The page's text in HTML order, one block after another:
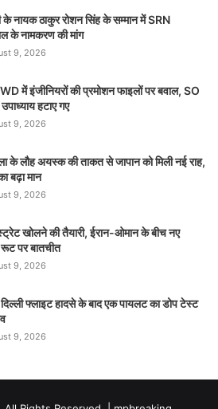
के नायक ठाकुर रोशन सिंह के सम्मान में SRN
के नामकरण की मांग
9, 2026
में इंजीनियरों की प्रमोशन फाइलों पर बवाल, SO
हटाए गए
9, 2026
के लौह अयस्क की ताकत से जापान को मिली नई राह,
बढ़ा मान
9, 2026
खोलने की तैयारी, ईरान-ओमान के बीच नए
पर बातचीत
9, 2026
फ्लाइट हादसे के बाद एक पायलट का डोप टेस्ट
9, 2026